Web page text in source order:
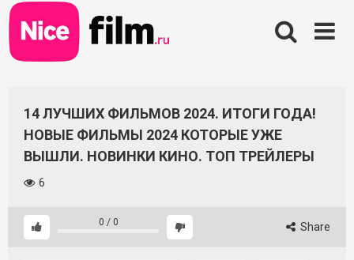
Skip
to
content
14 ЛУЧШИХ ФИЛЬМОВ 2024. ИТОГИ ГОДА!
НОВЫЕ ФИЛЬМЫ 2024 КОТОРЫЕ УЖЕ
ВЫШЛИ. НОВИНКИ КИНО. ТОП ТРЕЙЛЕРЫ
6
0 / 0 Share